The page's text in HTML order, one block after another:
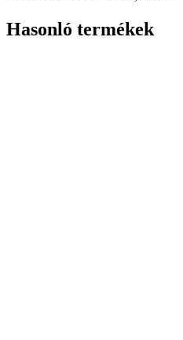
Hasonló termékek